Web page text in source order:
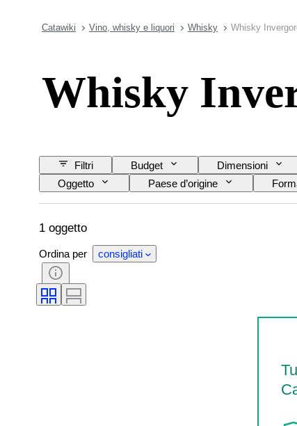
Catawiki Vino, whisky e liquori Whisky Whisky
Whisky
Filtri Budget Dimensioni
Oggetto
Paese d’origine
1 oggetto
Ordina per consigliati